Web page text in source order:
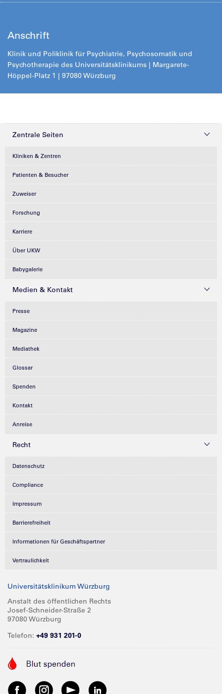
Anschrift
Klinik und Poliklinik für Psychiatrie, Psychosomatik und
Psychotherapie des Universitätsklinikums | Margarete-
Höppel-Platz 1 | 97080 Würzburg
Zentrale Seiten
Kliniken & Zentren
Patienten & Besucher
Zuweiser
Forschung
Karriere
Über UKW
Babygalerie
Medien & Kontakt
Presse
Magazine
Mediathek
Glossar
Spenden
Kontakt
Anreise
Recht
Datenschutz
Compliance
Impressum
Barrierefreiheit
Informationen für Geschäftspartner
Vertraulichkeit
Universitätsklinikum Würzburg
Anstalt des öffentlichen Rechts
Josef-Schneider-Straße 2
97080 Würzburg
Telefon: +49 931 201-0